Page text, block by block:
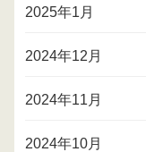
2025年1月
2024年12月
2024年11月
2024年10月